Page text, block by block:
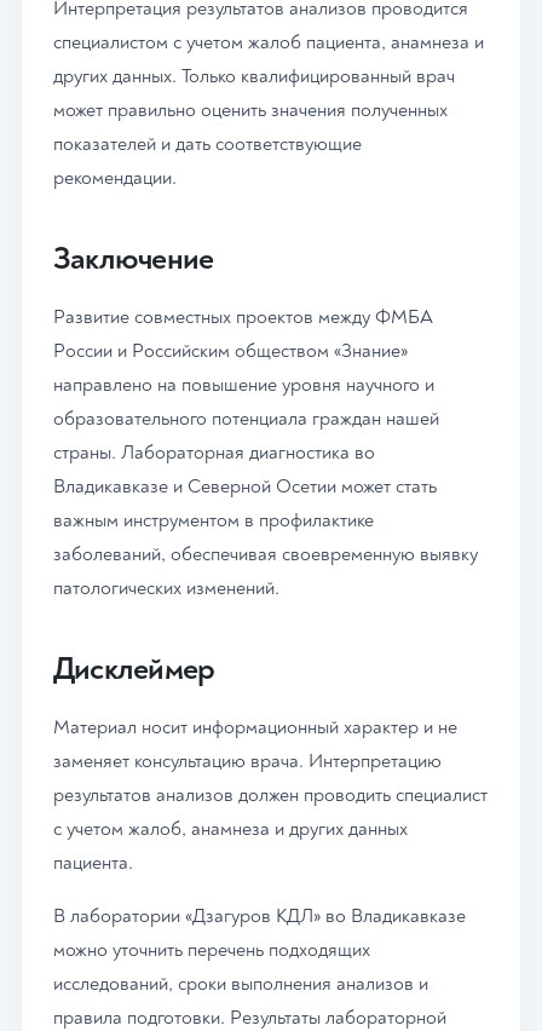
Интерпретация результатов анализов проводится
специалистом с учетом жалоб пациента, анамнеза и
других данных. Только квалифицированный врач
может правильно оценить значения полученных
показателей и дать соответствующие
рекомендации.
Заключение
Развитие совместных проектов между ФМБА
России и Российским обществом «Знание»
направлено на повышение уровня научного и
образовательного потенциала граждан нашей
страны. Лабораторная диагностика во
Владикавказе и Северной Осетии может стать
важным инструментом в профилактике
заболеваний, обеспечивая своевременную выявку
патологических изменений.
Дисклеймер
Материал носит информационный характер и не
заменяет консультацию врача. Интерпретацию
результатов анализов должен проводить специалист
с учетом жалоб, анамнеза и других данных
пациента.
В лаборатории «Дзагуров КДЛ» во Владикавказе
можно уточнить перечень подходящих
исследований, сроки выполнения анализов и
правила подготовки. Результаты лабораторной